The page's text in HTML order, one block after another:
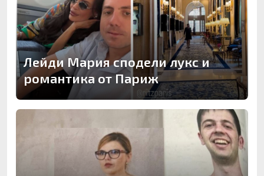
Лейди Мария сподели лукс и
романтика от Париж